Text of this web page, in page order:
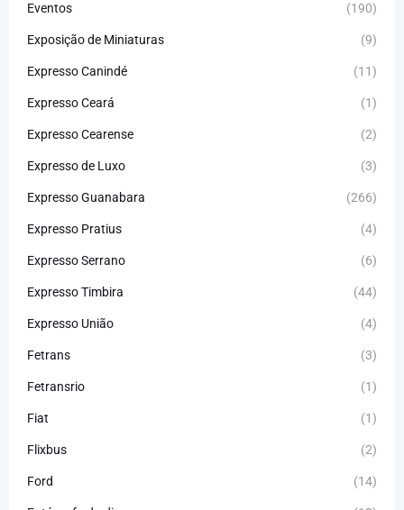
Eventos (190)
Exposição de Miniaturas (9)
Expresso Canindé (11)
Expresso Ceará (1)
Expresso Cearense (2)
Expresso de Luxo (3)
Expresso Guanabara (266)
Expresso Pratius (4)
Expresso Serrano (6)
Expresso Timbira (44)
Expresso União (4)
Fetrans (3)
Fetransrio (1)
Fiat (1)
Flixbus (2)
Ford (14)